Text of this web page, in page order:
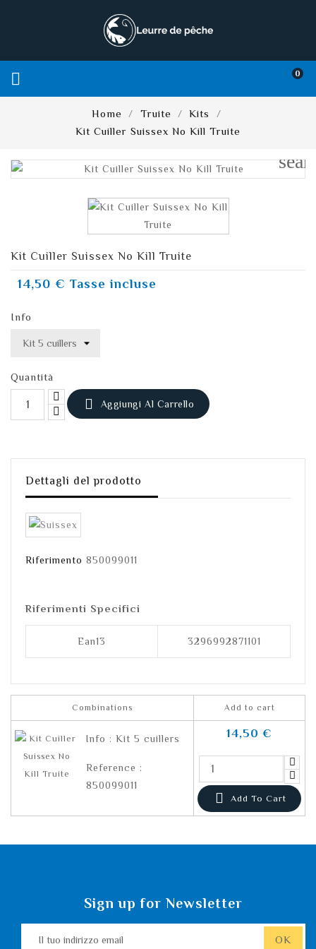
 0
Home Truite
Kits
Kit Cuiller Suissex No Kill Truite
Kit Cuiller Suissex No Kill Truite
14,50 € Tasse incluse
Info
Quantità
 Aggiungi Al Carrello
Dettagli del prodotto
Riferimento 850099011
Riferimenti Specifici
Ean13 3296992871101
Combinations Add to cart
Info : Kit 5 cuillers
Reference :
850099011
14,50 €
 Add To Cart
Sign up for Newsletter